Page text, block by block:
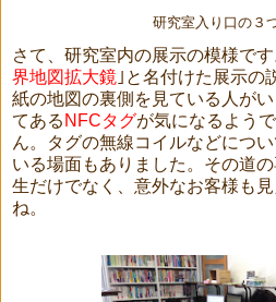
研究室入り口の３
さて、研究室内の展示の模様で
界地図拡大鏡 ｣と名付けた展示の
紙の地図の裏側を見ている人が
てある NFCタグが気になるよう
ん。タグの無線コイルなどにつ
いる場面もありました。その道
生だけでなく、意外なお客様も
ね。